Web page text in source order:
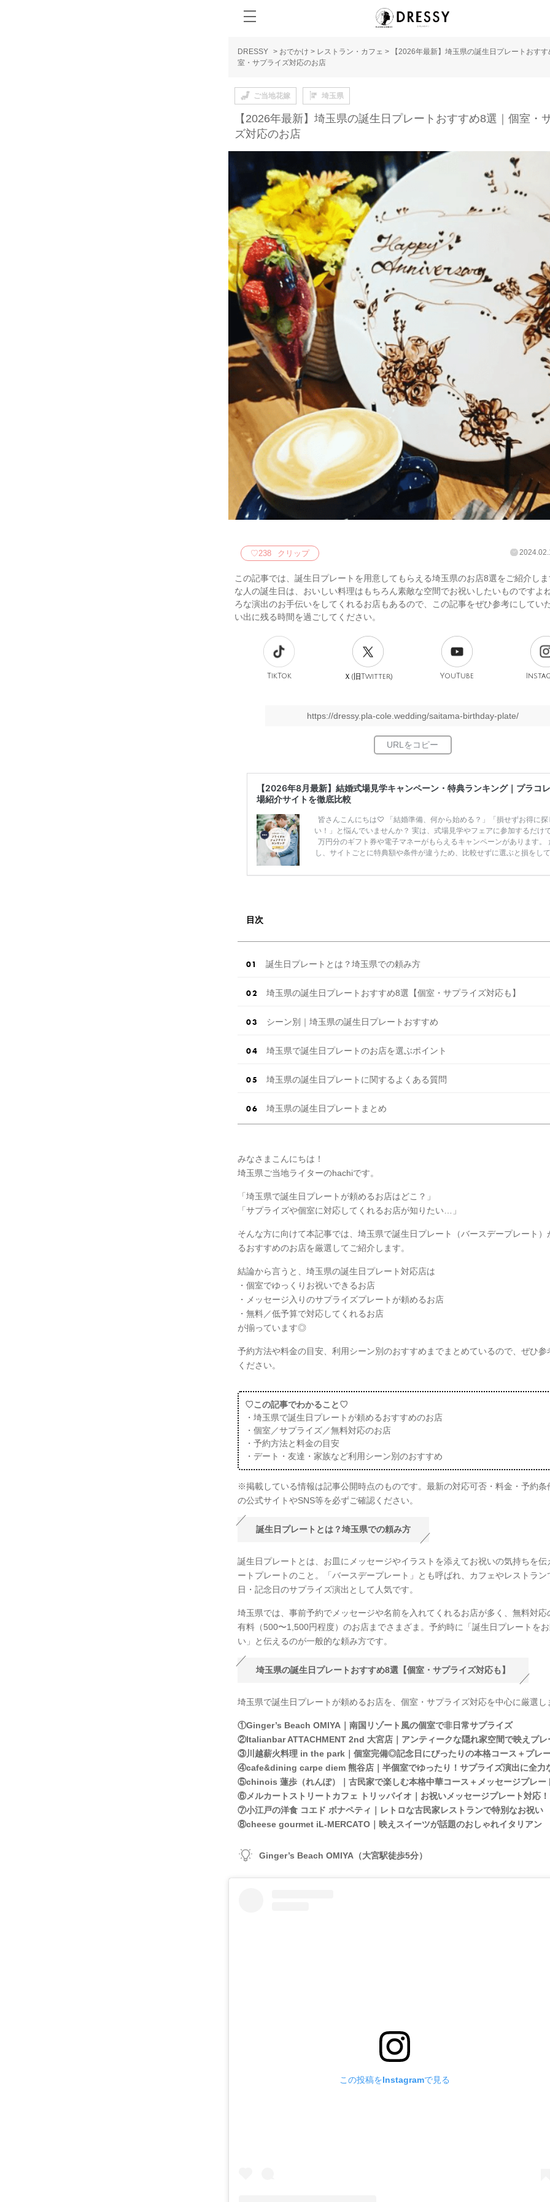
DRESSY > おでかけ > レストラン・カフェ >
【2026年最新】埼玉県の誕生日プレートおすす
室・サプライズ対応のお店
ご当地花嫁 埼玉県
【2026年最新】埼玉県の誕生日プレートおすすめ8選｜個室・
ズ対応のお店
♡238 クリップ
この記事では、誕生日プレートを用意してもらえる埼玉県のお店8選をご紹介し
な人の誕生日は、おいしい料理はもちろん素敵な空間でお祝いしたいものですよ
ろな演出のお手伝いをしてくれるお店もあるので、この記事をぜひ参考にしてい
い出に残る時間を過ごしてください。
TikTok Ｘ(旧Twitter) YouTube
https://dressy.pla-cole.wedding/saitama-birthday-plate/
【2026年8月最新】結婚式場見学キャンペーン・特典ランキング｜プラコ
場紹介サイトを徹底比較
皆さんこんにちは♡ 「結婚準備、何から始める？」「損せずお得に探
い！」と悩んでいませんか？ 実は、式場見学やフェアに参加するだけ
万円分のギフト券や電子マネーがもらえるキャンペーンがあります。
し、サイトごとに特典額や条件が違うため、比較せずに選ぶと損をし
ンペーン特典ランキングを公開！ 比較サイト：プラコレ、ゼクシィ、
目次
誕生日プレートとは？埼玉県での頼み方
埼玉県の誕生日プレートおすすめ8選【個室・サプライズ対応も】
シーン別｜埼玉県の誕生日プレートおすすめ
埼玉県で誕生日プレートのお店を選ぶポイント
埼玉県の誕生日プレートに関するよくある質問
埼玉県の誕生日プレートまとめ
みなさまこんにちは！
埼玉県ご当地ライターのhachiです。
「埼玉県で誕生日プレートが頼めるお店はどこ？」
「サプライズや個室に対応してくれるお店が知りたい…」
そんな方に向けて本記事では、埼玉県で誕生日プレート（バースデープレート）
るおすすめのお店を厳選してご紹介します。
結論から言うと、埼玉県の誕生日プレート対応店は
・個室でゆっくりお祝いできるお店
・メッセージ入りのサプライズプレートが頼めるお店
・無料／低予算で対応してくれるお店
が揃っています◎
予約方法や料金の目安、利用シーン別のおすすめまでまとめているので、ぜひ参
ください。
♡この記事でわかること♡
・埼玉県で誕生日プレートが頼めるおすすめのお店
・個室／サプライズ／無料対応のお店
・予約方法と料金の目安
・デート・友達・家族など利用シーン別のおすすめ
※掲載している情報は記事公開時点のものです。最新の対応可否・料金・予約条
の公式サイトやSNS等を必ずご確認ください。
誕生日プレートとは？埼玉県での頼み方
誕生日プレートとは、お皿にメッセージやイラストを添えてお祝いの気持ちを伝
ートプレートのこと。「バースデープレート」とも呼ばれ、カフェやレストラン
日・記念日のサプライズ演出として人気です。
埼玉県では、事前予約でメッセージや名前を入れてくれるお店が多く、無料対応
有料（500〜1,500円程度）のお店までさまざま。予約時に「誕生日プレートを
い」と伝えるのが一般的な頼み方です。
埼玉県の誕生日プレートおすすめ8選【個室・サプライズ対応も】
埼玉県で誕生日プレートが頼めるお店を、個室・サプライズ対応を中心に厳選し
①Ginger’s Beach OMIYA｜南国リゾート風の個室で非日常サプライズ
②Italianbar ATTACHMENT 2nd 大宮店｜アンティークな隠れ家空間で映えプレ
③川越薪火料理 in the park｜個室完備◎記念日にぴったりの本格コース＋プレ
④cafe&dining carpe diem 熊谷店｜半個室でゆったり！サプライズ演出に全力
⑤chinois 蓮歩（れんぽ）｜古民家で楽しむ本格中華コース＋メッセージプレー
⑥メルカートストリートカフェ トリッパイオ｜お祝いメッセージプレート対応
⑦小江戸の洋食 コエド ボナペティ｜レトロな古民家レストランで特別なお祝い
⑧cheese gourmet iL-MERCATO｜映えスイーツが話題のおしゃれイタリアン
Ginger’s Beach OMIYA（大宮駅徒歩5分）
この投稿をInstagramで見る